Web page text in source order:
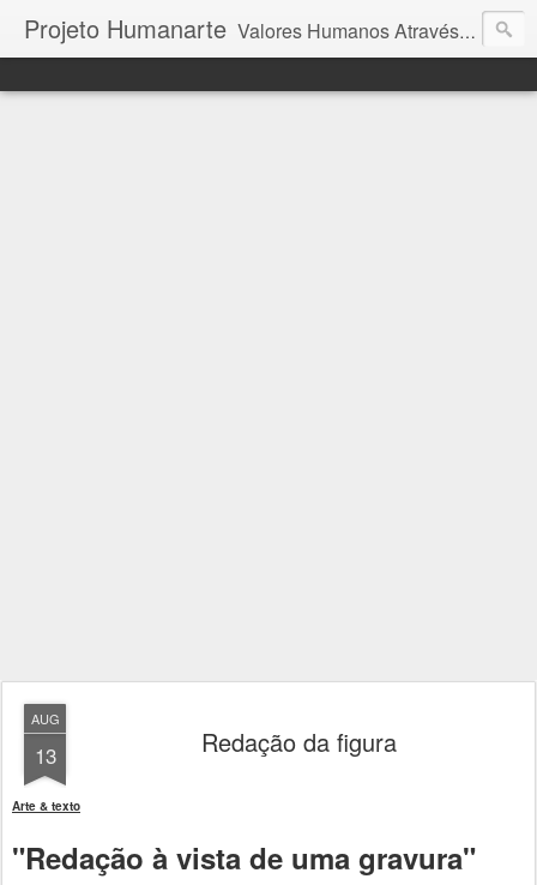
Projeto Humanarte Valores Humanos Através da Arte
AUG
13 Redação da figura
Arte & texto
"Redação à vista de uma gravura"